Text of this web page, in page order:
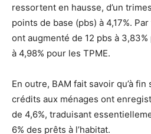
ressortent en hausse, d’un
points de base (pbs) à 4,17%.
ont augmenté de 12 pbs à
à 4,98% pour les TPME.
En outre, BAM fait savoir qu’à
crédits aux ménages ont
de 4,6%, traduisant
6% des prêts à l’habitat.